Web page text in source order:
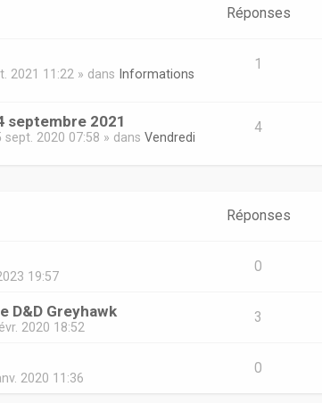
Réponses
2021 11:22 » dans Informations
1
septembre 2021
sept. 2020 07:58 » dans Vendredi
4
Réponses
19:57
0
D&D Greyhawk
2020 18:52
3
2020 11:36
0